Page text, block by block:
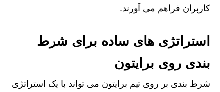
کاربران فراهم می‌ آورند.
استراتژی های ساده برای شرط
بندی روی برایتون
شرط بندی بر روی تیم برایتون می‌ تواند با یک استراتژی